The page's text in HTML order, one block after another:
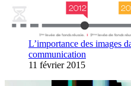
L’importance des images
communication
11 février 2015